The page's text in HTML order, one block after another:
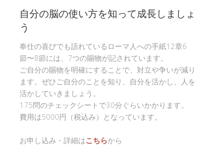
自分の脳の使い方を知って成長しましょ
う
奉仕の喜びでも語れているローマ人への手紙12章6
節〜8節には、7つの賜物が記されています。
ご自分の賜物を明確にすることで、対立や争いが減り
ます。ぜひご自分のことを知り、自分を活かし、人を
活かしていきましょう。
175問のチェックシートで30分ぐらいかかります。
費用は5000円（税込み）となっています。
お申し込み・詳細はこちらから